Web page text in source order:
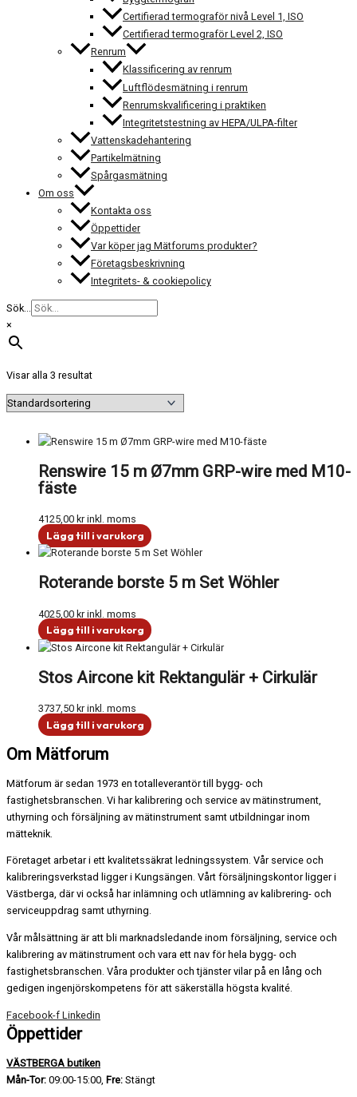
Certifierad termograför nivå Level 1, ISO
Certifierad termograför Level 2, ISO
Renrum
Klassificering av renrum
Luftflödesmätning i renrum
Renrumskvalificering i praktiken
Integritetstestning av HEPA/ULPA-filter
Vattenskadehantering
Partikelmätning
Spårgasmätning
Om oss
Kontakta oss
Öppettider
Var köper jag Mätforums produkter?
Företagsbeskrivning
Integritets- & cookiepolicy
Sök...
×
Visar alla 3 resultat
Renswire 15 m Ø7mm GRP-wire med M10-
fäste
4125,00 kr inkl. moms
Lägg till i varukorg
Roterande borste 5 m Set Wöhler
4025,00 kr inkl. moms
Lägg till i varukorg
Stos Aircone kit Rektangulär + Cirkulär
3737,50 kr inkl. moms
Lägg till i varukorg
Om Mätforum
Mätforum är sedan 1973 en totalleverantör till bygg- och
fastighetsbranschen. Vi har kalibrering och service av mätinstrument,
uthyrning och försäljning av mätinstrument samt utbildningar inom
mätteknik.
Företaget arbetar i ett kvalitetssäkrat ledningssystem. Vår service och
kalibreringsverkstad ligger i Kungsängen. Vårt försäljningskontor ligger i
Västberga, där vi också har inlämning och utlämning av kalibrering- och
serviceuppdrag samt uthyrning.
Vår målsättning är att bli marknadsledande inom försäljning, service och
kalibrering av mätinstrument och vara ett nav för hela bygg- och
fastighetsbranschen. Våra produkter och tjänster vilar på en lång och
gedigen ingenjörskompetens för att säkerställa högsta kvalité.
Facebook-f Linkedin
Öppettider
VÄSTBERGA butiken
Mån-Tor: 09:00-15:00, Fre: Stängt